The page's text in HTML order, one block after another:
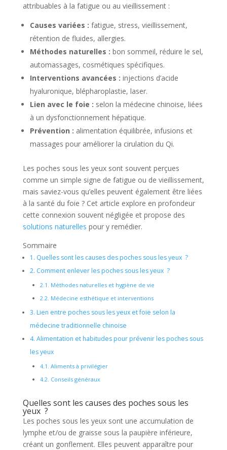
attribuables à la fatigue ou au vieillissement :
Causes variées : fatigue, stress, vieillissement,
rétention de fluides, allergies.
Méthodes naturelles : bon sommeil, réduire le sel,
automassages, cosmétiques spécifiques.
Interventions avancées : injections d’acide
hyaluronique, blépharoplastie, laser.
Lien avec le foie : selon la médecine chinoise, liées
à un dysfonctionnement hépatique.
Prévention : alimentation équilibrée, infusions et
massages pour améliorer la cirulation du Qi.
Les poches sous les yeux sont souvent perçues
comme un simple signe de fatigue ou de vieillissement,
mais saviez-vous qu’elles peuvent également être liées
à la santé du foie ? Cet article explore en profondeur
cette connexion souvent négligée et propose des
solutions naturelles pour y remédier.
Sommaire
1. Quelles sont les causes des poches sous les yeux ?
2. Comment enlever les poches sous les yeux ?
2.1. Méthodes naturelles et hygiène de vie
2.2. Médecine esthétique et interventions
3. Lien entre poches sous les yeux et foie selon la
médecine traditionnelle chinoise
4. Alimentation et habitudes pour prévenir les poches sous
les yeux
4.1. Aliments à privilégier
4.2. Conseils généraux
Quelles sont les causes des poches sous les
yeux ?
Les poches sous les yeux sont une accumulation de
lymphe et/ou de graisse sous la paupière inférieure,
créant un gonflement. Elles peuvent apparaître pour